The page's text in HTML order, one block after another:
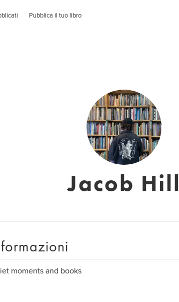
Pubblica il tuo libro
Jacob Hill
moments and books